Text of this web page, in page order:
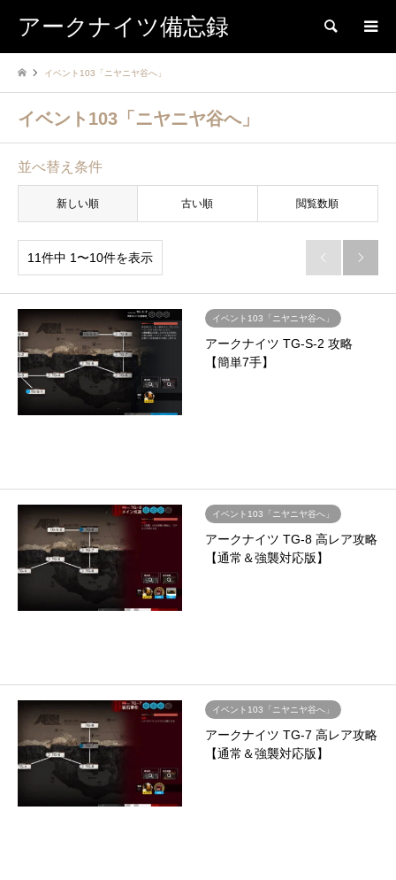
アークナイツ備忘録 検索
イベント103「ニヤニヤ谷へ」
イベント103「ニヤニヤ谷へ」
並べ替え条件
新しい順 古い順 閲覧数順
11件中 1〜10件を表示  
イベント103「ニヤニヤ谷へ」
アークナイツ TG-S-2 攻略
【簡単7手】
イベント103「ニヤニヤ谷へ」
アークナイツ TG-8 高レア攻略
【通常＆強襲対応版】
イベント103「ニヤニヤ谷へ」
アークナイツ TG-7 高レア攻略
【通常＆強襲対応版】